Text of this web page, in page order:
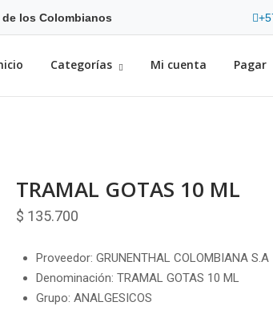
los Colombianos
Categorías Mi cuenta Pagar
TRAMAL GOTAS 10 ML
$ 135.700
Proveedor: GRUNENTHAL COLOMBIANA S.A
Denominación: TRAMAL GOTAS 10 ML
Grupo: ANALGESICOS